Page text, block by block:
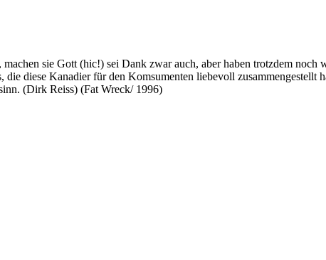
sie Gott (hic!) sei Dank zwar auch, aber haben trotzdem noch
die diese Kanadier für den Komsumenten liebevoll
(Dirk Reiss) (Fat Wreck/ 1996)